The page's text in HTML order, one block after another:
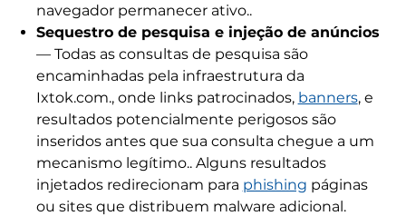
navegador permanecer ativo..
Sequestro de pesquisa e injeção de anúncios
— Todas as consultas de pesquisa são
encaminhadas pela infraestrutura da
Ixtok.com., onde links patrocinados, banners, e
resultados potencialmente perigosos são
inseridos antes que sua consulta chegue a um
mecanismo legítimo.. Alguns resultados
injetados redirecionam para phishing páginas
ou sites que distribuem malware adicional.